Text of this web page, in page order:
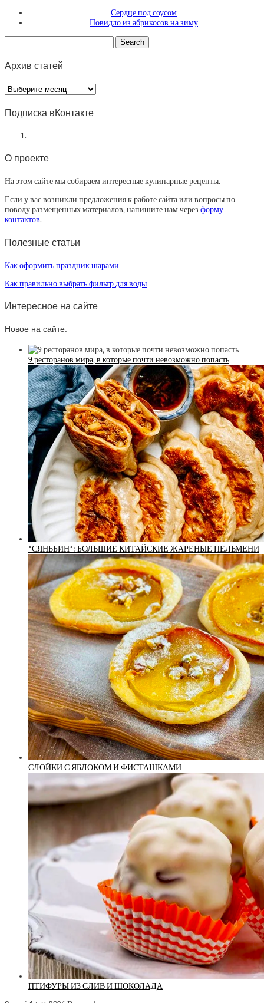
Сердце под соусом
Повидло из абрикосов на зиму
Архив статей
Архив
статей
Подписка вКонтакте
О проекте
На этом сайте мы собираем интересные кулинарные рецепты.
Если у вас возникли предложения к работе сайта или вопросы по
поводу размещенных материалов, напишите нам через форму
контактов.
Полезные статьи
Как оформить праздник шарами
Как правильно выбрать фильтр для воды
Интересное на сайте
Новое на сайте:
9 ресторанов мира, в которые почти невозможно попасть
*СЯНЬБИН*: БОЛЬШИЕ КИТАЙСКИЕ ЖАРЕНЫЕ ПЕЛЬМЕНИ
СЛОЙКИ С ЯБЛОКОМ И ФИСТАШКАМИ
ПТИФУРЫ ИЗ СЛИВ И ШОКОЛАДА